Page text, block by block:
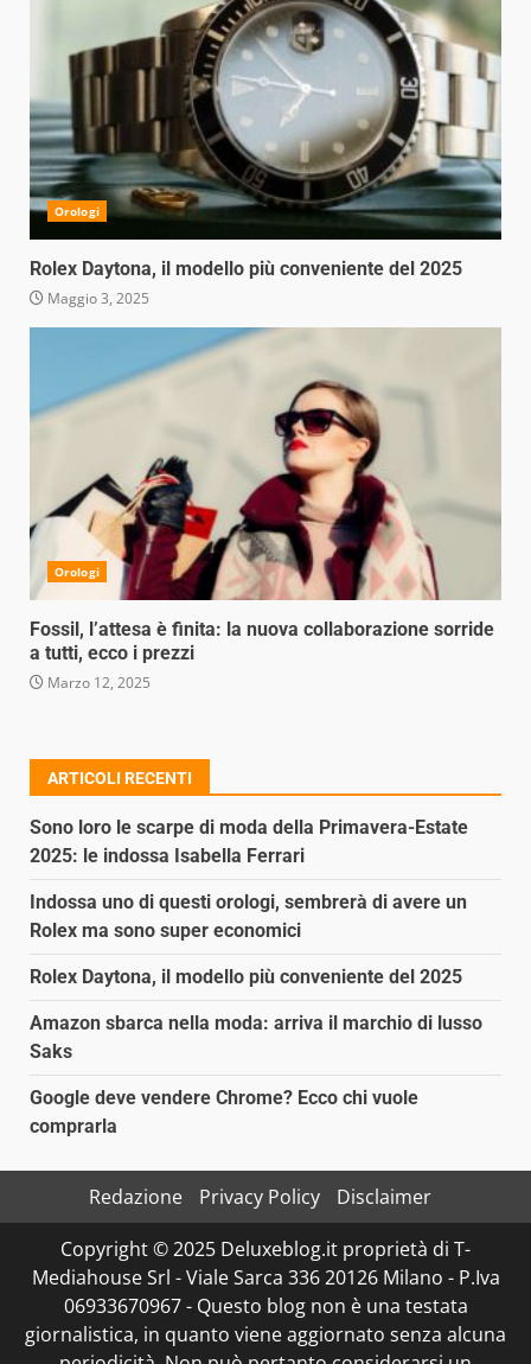
Orologi
Rolex Daytona, il modello più conveniente del 2025
Maggio 3, 2025
Orologi
Fossil, l’attesa è finita: la nuova collaborazione sorride
a tutti, ecco i prezzi
Marzo 12, 2025
ARTICOLI RECENTI
Sono loro le scarpe di moda della Primavera-Estate
2025: le indossa Isabella Ferrari
Indossa uno di questi orologi, sembrerà di avere un
Rolex ma sono super economici
Rolex Daytona, il modello più conveniente del 2025
Amazon sbarca nella moda: arriva il marchio di lusso
Saks
Google deve vendere Chrome? Ecco chi vuole
comprarla
Redazione Privacy Policy
Disclaimer
Copyright © 2025 Deluxeblog.it proprietà di T-
Mediahouse Srl - Viale Sarca 336 20126 Milano - P.Iva
06933670967 - Questo blog non è una testata
giornalistica, in quanto viene aggiornato senza alcuna